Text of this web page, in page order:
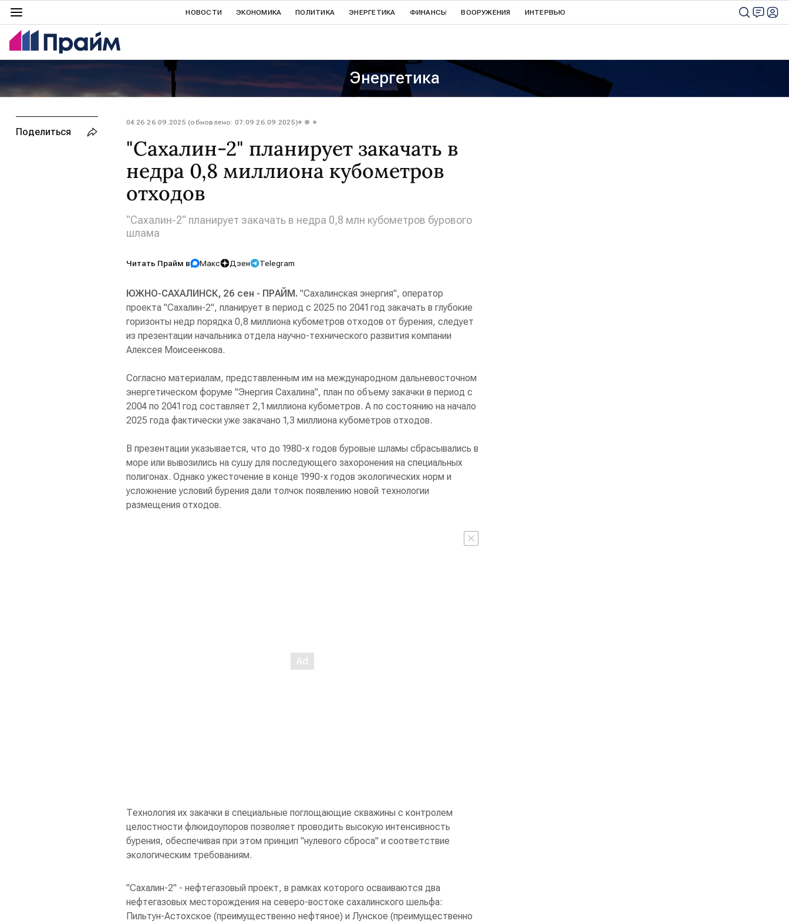
НОВОСТИ ЭКОНОМИКА ПОЛИТИКА ЭНЕРГЕТИКА ФИНАНСЫ ВООРУЖЕНИЯ ИНТЕРВЬЮ
Энергетика
04:26 26.09.2025 (обновлено: 07:09 26.09.2025)
"Сахалин-2" планирует закачать в
недра 0,8 миллиона кубометров
отходов
"Сахалин-2" планирует закачать в недра 0,8 млн кубометров бурового
шлама
Читать Прайм в Макс Дзен Telegram
ЮЖНО-САХАЛИНСК, 26 сен - ПРАЙМ. "Сахалинская энергия", оператор
проекта "Сахалин-2", планирует в период с 2025 по 2041 год закачать в глубокие
горизонты недр порядка 0,8 миллиона кубометров отходов от бурения, следует
из презентации начальника отдела научно-технического развития компании
Алексея Моисеенкова.
Согласно материалам, представленным им на международном дальневосточном
энергетическом форуме "Энергия Сахалина", план по объему закачки в период с
2004 по 2041 год составляет 2,1 миллиона кубометров. А по состоянию на начало
2025 года фактически уже закачано 1,3 миллиона кубометров отходов.
В презентации указывается, что до 1980-х годов буровые шламы сбрасывались в
море или вывозились на сушу для последующего захоронения на специальных
полигонах. Однако ужесточение в конце 1990-х годов экологических норм и
усложнение условий бурения дали толчок появлению новой технологии
размещения отходов.
Технология их закачки в специальные поглощающие скважины с контролем
целостности флюидоупоров позволяет проводить высокую интенсивность
бурения, обеспечивая при этом принцип "нулевого сброса" и соответствие
экологическим требованиям.
"Сахалин-2" - нефтегазовый проект, в рамках которого осваиваются два
нефтегазовых месторождения на северо-востоке сахалинского шельфа:
Пильтун-Астохское (преимущественно нефтяное) и Лунское (преимущественно
Поделиться